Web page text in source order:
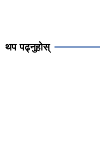
थप पढ्नुहोस्